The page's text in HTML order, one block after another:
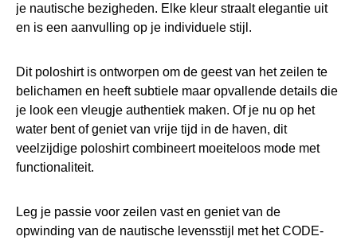
je nautische bezigheden. Elke kleur straalt elegantie uit
en is een aanvulling op je individuele stijl.
Dit poloshirt is ontworpen om de geest van het zeilen te
belichamen en heeft subtiele maar opvallende details die
je look een vleugje authentiek maken. Of je nu op het
water bent of geniet van vrije tijd in de haven, dit
veelzijdige poloshirt combineert moeiteloos mode met
functionaliteit.
Leg je passie voor zeilen vast en geniet van de
opwinding van de nautische levensstijl met het CODE-